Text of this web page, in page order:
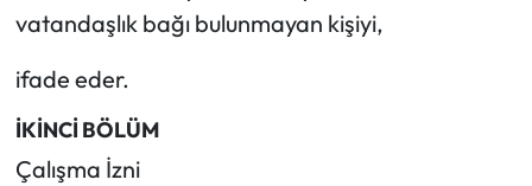
vatandaşlık bağı bulunmayan kişiyi,
ifade eder.
İKİNCİ BÖLÜM
Çalışma İzni